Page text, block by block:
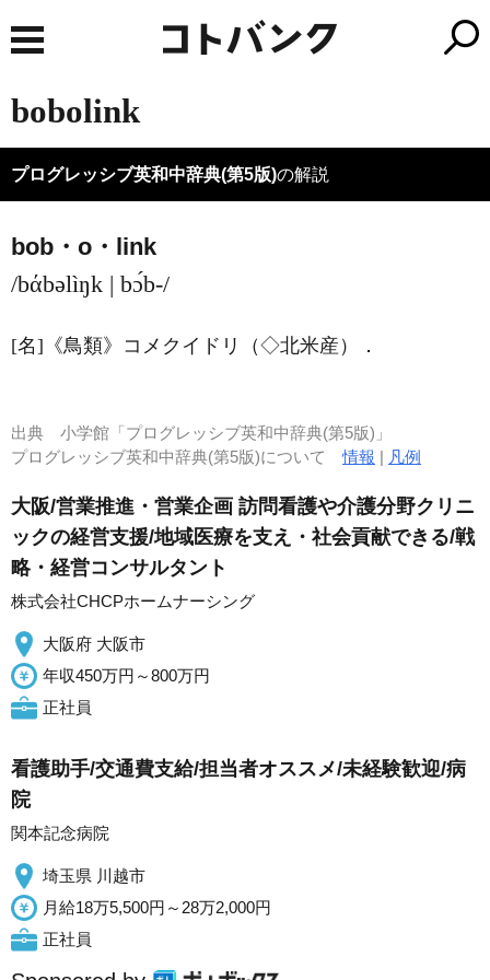
bobolink
プログレッシブ英和中辞典(第5版)の解説
bob・o・link
/bάbəlìŋk | bɔ́b-/
[名] 《鳥類》 コメクイドリ（◇北米産） ．
出典 小学館「プログレッシブ英和中辞典(第5版)」
プログレッシブ英和中辞典(第5版)について情報 | 凡例
大阪/営業推進・営業企画 訪問看護や介護分野クリニ
ックの経営支援/地域医療を支え・社会貢献できる/戦
略・経営コンサルタント
株式会社CHCPホームナーシング
大阪府 大阪市
年収450万円～800万円
正社員
看護助手/交通費支給/担当者オススメ/未経験歓迎/病
院
関本記念病院
埼玉県 川越市
月給18万5,500円～28万2,000円
正社員